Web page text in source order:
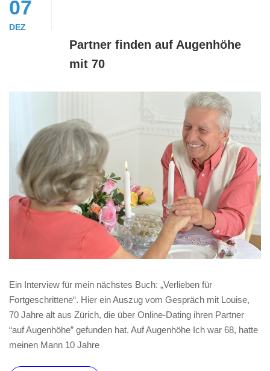
07
DEZ
Partner finden auf Augenhöhe
mit 70
Ein Interview für mein nächstes Buch: „Verlieben für
Fortgeschrittene“. Hier ein Auszug vom Gespräch mit Louise,
70 Jahre alt aus Zürich, die über Online-Dating ihren Partner
“auf Augenhöhe” gefunden hat. Auf Augenhöhe Ich war 68, hatte
meinen Mann 10 Jahre